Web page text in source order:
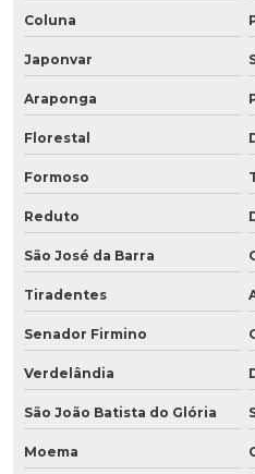
Coluna
Japonvar
Araponga
Florestal
Formoso
Reduto
São José da Barra
Tiradentes
Senador Firmino
Verdelândia
São João Batista do Glória
Moema